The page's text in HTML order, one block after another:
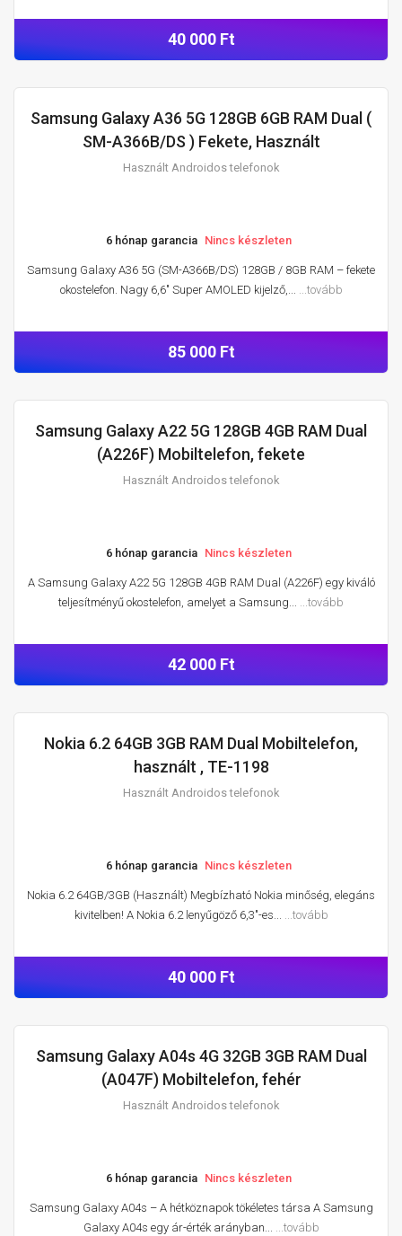
40 000 Ft
Samsung Galaxy A36 5G 128GB 6GB RAM Dual (
SM-A366B/DS ) Fekete, Használt
Használt Androidos telefonok
6 hónap garancia Nincs készleten
Samsung Galaxy A36 5G (SM-A366B/DS) 128GB / 8GB RAM – fekete
okostelefon. Nagy 6,6″ Super AMOLED kijelző,... ...tovább
85 000 Ft
Samsung Galaxy A22 5G 128GB 4GB RAM Dual
(A226F) Mobiltelefon, fekete
Használt Androidos telefonok
6 hónap garancia Nincs készleten
A Samsung Galaxy A22 5G 128GB 4GB RAM Dual (A226F) egy kiváló
teljesítményű okostelefon, amelyet a Samsung... ...tovább
42 000 Ft
Nokia 6.2 64GB 3GB RAM Dual Mobiltelefon,
használt , TE-1198
Használt Androidos telefonok
6 hónap garancia Nincs készleten
Nokia 6.2 64GB/3GB (Használt) Megbízható Nokia minőség, elegáns
kivitelben! A Nokia 6.2 lenyűgöző 6,3"-es... ...tovább
40 000 Ft
Samsung Galaxy A04s 4G 32GB 3GB RAM Dual
(A047F) Mobiltelefon, fehér
Használt Androidos telefonok
6 hónap garancia Nincs készleten
Samsung Galaxy A04s – A hétköznapok tökéletes társa A Samsung
Galaxy A04s egy ár-érték arányban... ...tovább